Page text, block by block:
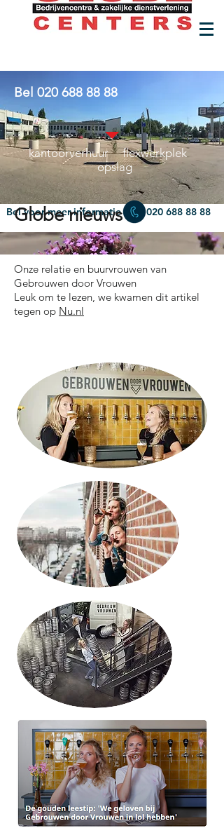
Bel 020 688 88 88
kantoorverhuur flexwerkplek
opslag
Bel voor meer informatie020 688 88 88
Globe nieuws
Onze relatie en buurvrouwen van
Gebrouwen door Vrouwen
Leuk om te lezen, we kwamen dit artikel
tegen op Nu.nl